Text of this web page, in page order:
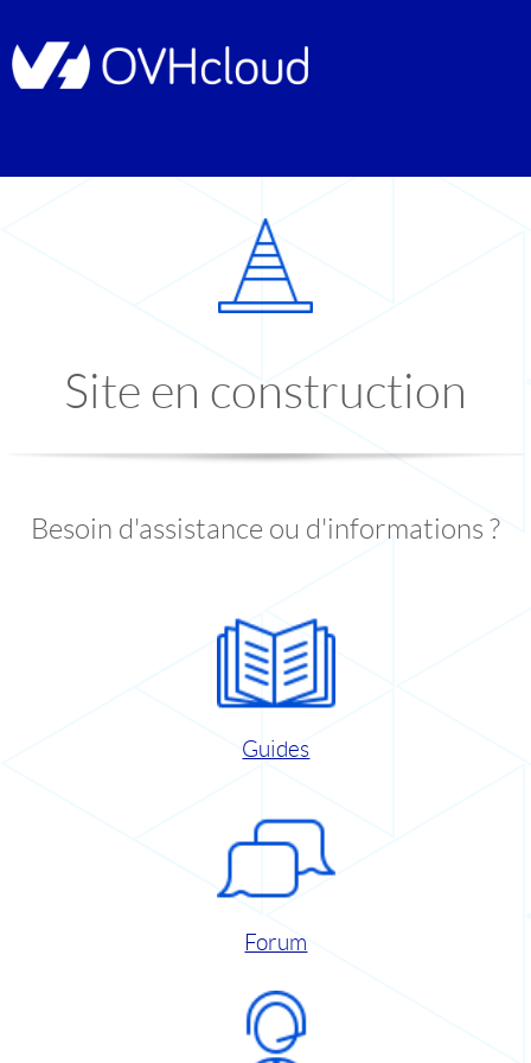
Site en construction
Besoin d'assistance ou d'informations ?
Guides
Forum